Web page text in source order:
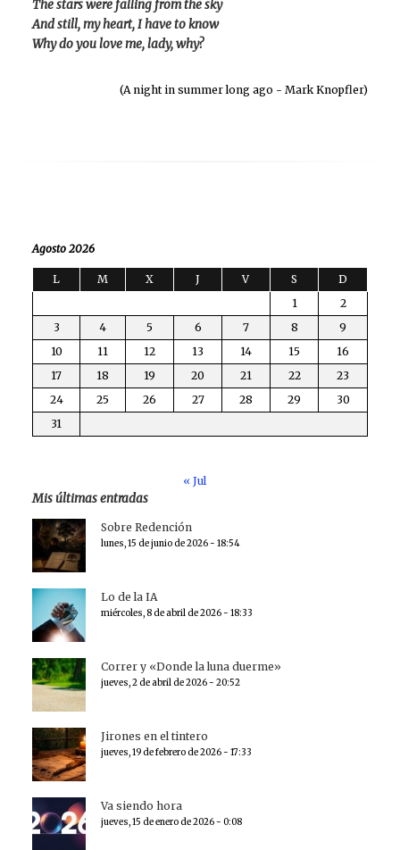
The stars were falling from the sky
And still, my heart, I have to know
Why do you love me, lady, why?
(A night in summer long ago - Mark Knopfler)
Agosto 2026
L M X J V S
D
1
2
3
4 5 6 7 8
9
10
11 12 13 14 15
16
17
18 19 20 21 22
23
24
25 26 27 28 29
30
31
« Jul
Mis últimas entradas
Sobre Redención
lunes, 15 de junio de 2026 - 18:54
Lo de la IA
miércoles, 8 de abril de 2026 - 18:33
Correr y «Donde la luna duerme»
jueves, 2 de abril de 2026 - 20:52
Jirones en el tintero
jueves, 19 de febrero de 2026 - 17:33
Va siendo hora
jueves, 15 de enero de 2026 - 0:08